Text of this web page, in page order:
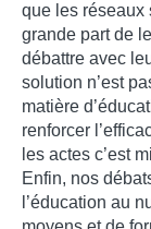
que les réseaux
grande part de
débattre avec
solution n’est
matière
renforcer
les actes c’est
Enfin, nos
l’éducation au